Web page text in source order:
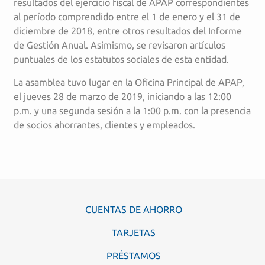
al período comprendido entre el 1 de enero y el 31 de
diciembre de 2018, entre otros resultados del Informe
de Gestión Anual. Asimismo, se revisaron artículos
puntuales de los estatutos sociales de esta entidad.
La asamblea tuvo lugar en la Oficina Principal de APAP,
el jueves 28 de marzo de 2019, iniciando a las 12:00
p.m. y una segunda sesión a la 1:00 p.m. con la presencia
de socios ahorrantes, clientes y empleados.
CUENTAS DE AHORRO
TARJETAS
PRÉSTAMOS